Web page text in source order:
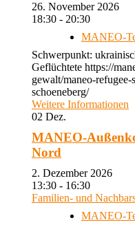
26. November 2026
18:30 - 20:30
MANEO-
Schwerpunkt:
Geflüchtete https://
gewalt/maneo-refugee-
schoeneberg/
Weitere Informationen
02 Dez.
MANEO-
Nord
2. Dezember 2026
13:30 - 16:30
Familien- und
MANEO-